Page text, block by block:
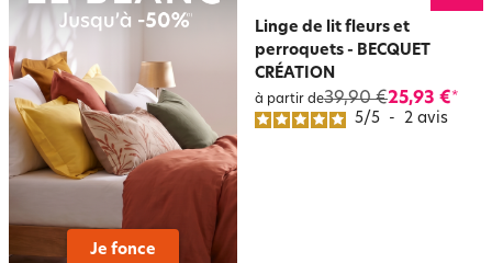
Linge de lit fleurs et
perroquets - BECQUET
CRÉATION
à partir de39,90 €25,93 €*
5/5 - 2 avis
Je fonce